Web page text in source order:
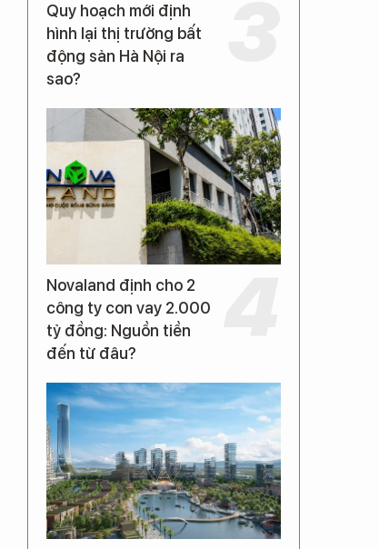
Quy hoạch mới định
hình lại thị trường bất
động sản Hà Nội ra
sao?
Novaland định cho 2
công ty con vay 2.000
tỷ đồng: Nguồn tiền
đến từ đâu?